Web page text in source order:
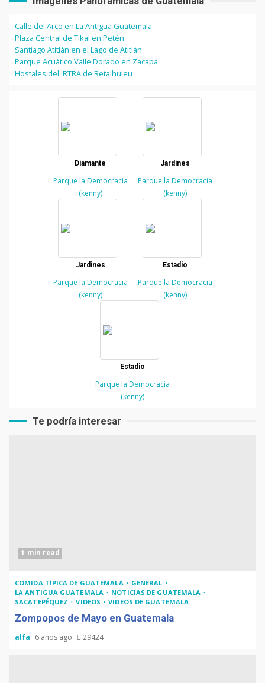
Calle del Arco en La Antigua Guatemala
Plaza Central de Tikal en Petén
Santiago Atitlán en el Lago de Atitlán
Parque Acuático Valle Dorado en Zacapa
Hostales del IRTRA de Retalhuleu
Diamante
Parque la Democracia
(kenny)
Jardines
Parque la Democracia
(kenny)
Jardines
Parque la Democracia
(kenny)
Estadio
Parque la Democracia
(kenny)
Estadio
Parque la Democracia
(kenny)
Te podría interesar
1 min read
COMIDA TÍPICA DE GUATEMALA
GENERAL
LA ANTIGUA GUATEMALA
NOTICIAS DE GUATEMALA
SACATEPÉQUEZ
VIDEOS VIDEOS DE GUATEMALA
Zompopos de Mayo en Guatemala
alfa 6 años ago 29424